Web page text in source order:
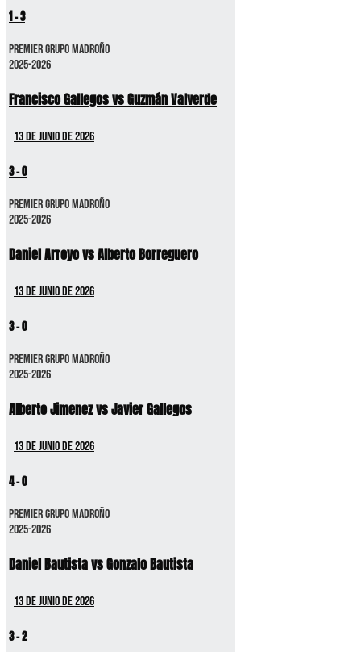
1-3
Premier GRUPO MADROÑO
2025-2026
Francisco Gallegos vs Guzmán Valverde
13 de junio de 2026
3-0
Premier GRUPO MADROÑO
2025-2026
Daniel Arroyo vs Alberto Borreguero
13 de junio de 2026
3-0
Premier GRUPO MADROÑO
2025-2026
Alberto Jimenez vs Javier Gallegos
13 de junio de 2026
4-0
Premier GRUPO MADROÑO
2025-2026
Daniel Bautista vs Gonzalo Bautista
13 de junio de 2026
3-2